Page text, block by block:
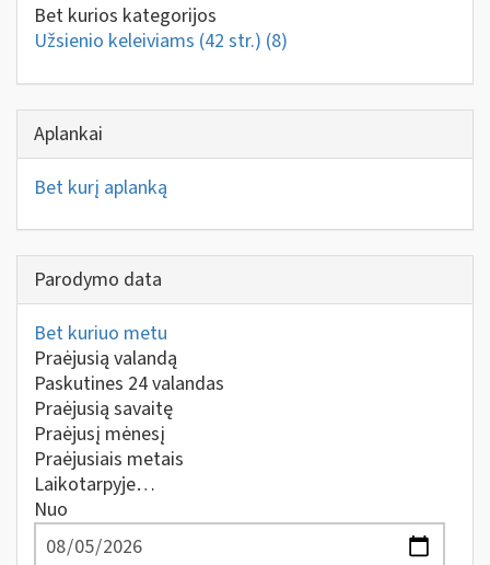
Bet kurios kategorijos
Užsienio keleiviams (42 str.) (8)
Aplankai
Bet kurį aplanką
Parodymo data
Bet kuriuo metu
Praėjusią valandą
Paskutines 24 valandas
Praėjusią savaitę
Praėjusį mėnesį
Praėjusiais metais
Laikotarpyje…
Nuo